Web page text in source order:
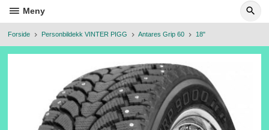
Meny
Forside Personbildekk VINTER PIGG Antares Grip 60 18"